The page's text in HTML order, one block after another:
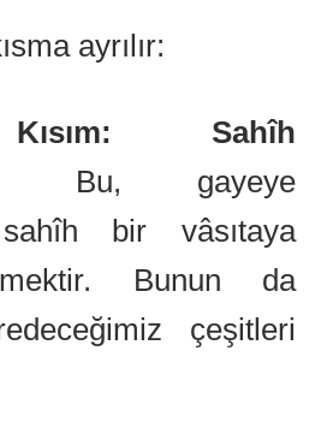
ayrılır:
Sahîh
Bu, gayeye
sahîh bir vâsıtaya
Bunun da
çeşitleri